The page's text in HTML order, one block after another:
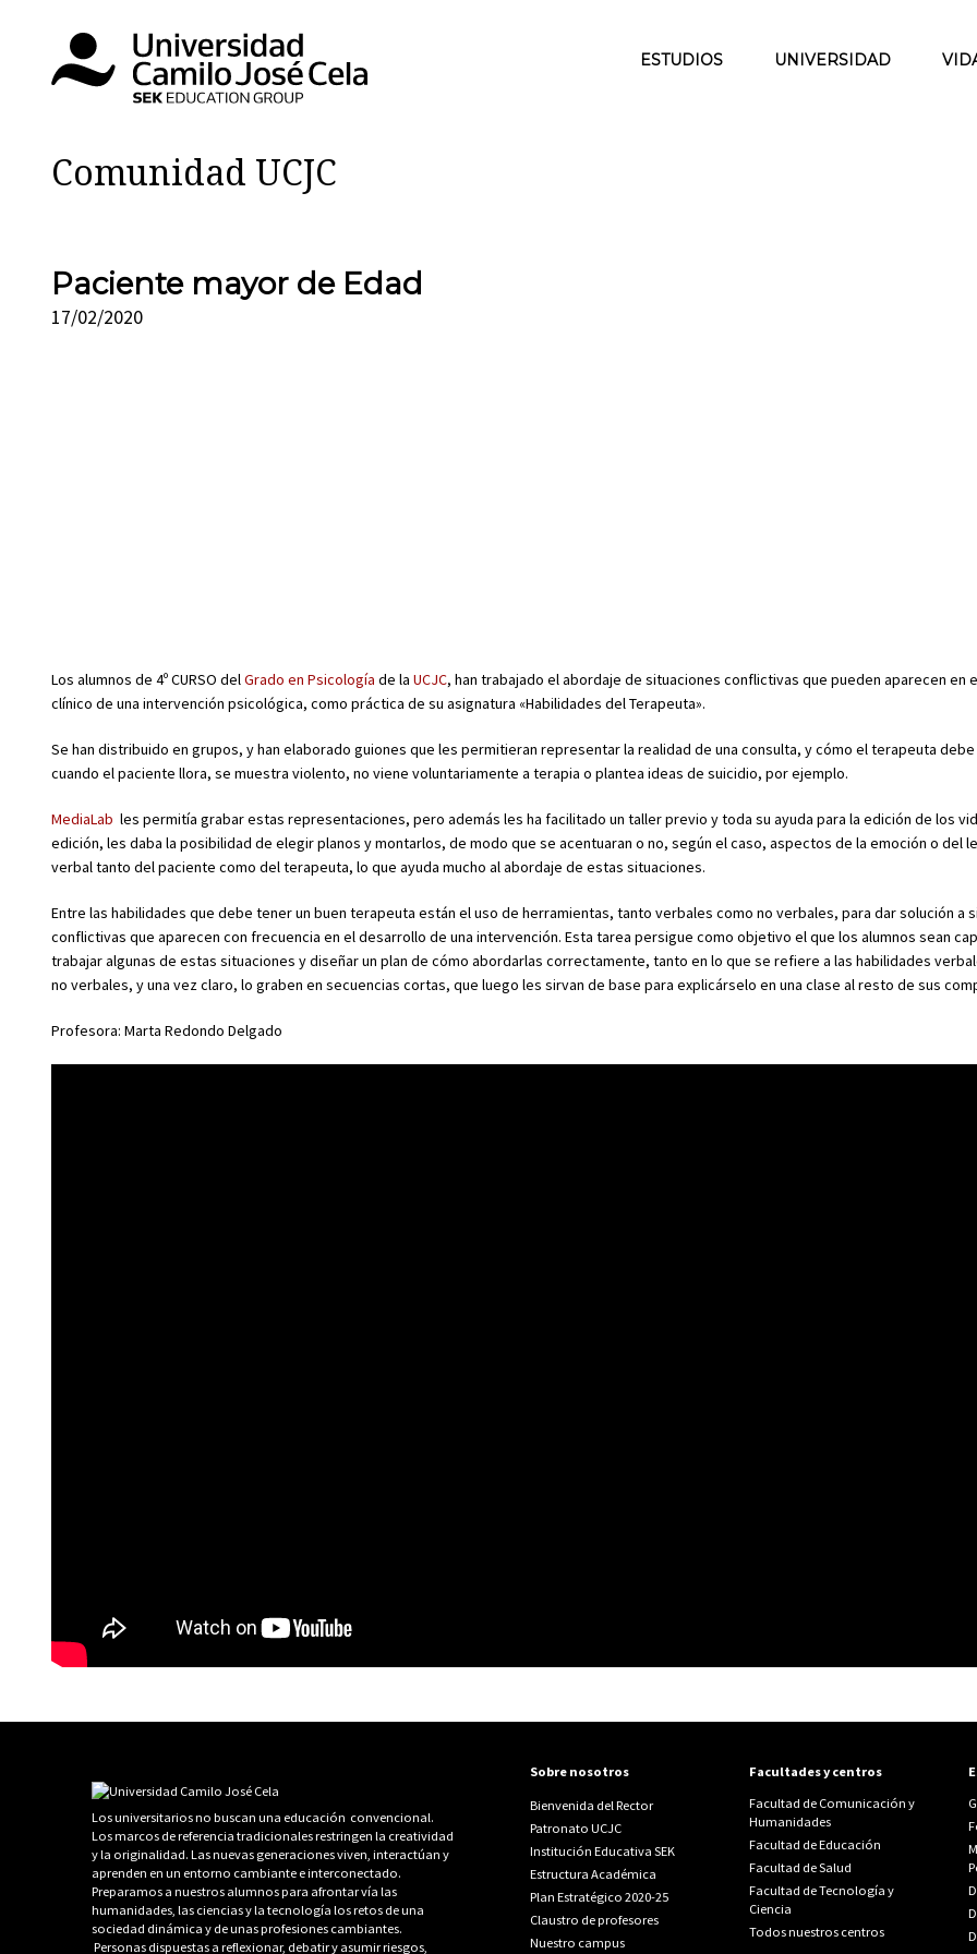
ESTUDIOS UNIVERSIDAD
Comunidad UCJC
Paciente mayor de Edad
17/02/2020
Los alumnos de 4º CURSO del Grado en Psicología de la UCJC, han trabajado el abordaje de situaciones conflictivas que pueden aparecen en
clínico de una intervención psicológica, como práctica de su asignatura «Habilidades del Terapeuta».
Se han distribuido en grupos, y han elaborado guiones que les permitieran representar la realidad de una consulta, y cómo el terapeuta
cuando el paciente llora, se muestra violento, no viene voluntariamente a terapia o plantea ideas de suicidio, por ejemplo.
MediaLab les permitía grabar estas representaciones, pero además les ha facilitado un taller previo y toda su ayuda para la edición de los
edición, les daba la posibilidad de elegir planos y montarlos, de modo que se acentuaran o no, según el caso, aspectos de la emoción o del
verbal tanto del paciente como del terapeuta, lo que ayuda mucho al abordaje de estas situaciones.
Entre las habilidades que debe tener un buen terapeuta están el uso de herramientas, tanto verbales como no verbales, para dar solución a
conflictivas que aparecen con frecuencia en el desarrollo de una intervención. Esta tarea persigue como objetivo el que los alumnos sean
trabajar algunas de estas situaciones y diseñar un plan de cómo abordarlas correctamente, tanto en lo que se refiere a las habilidades
no verbales, y una vez claro, lo graben en secuencias cortas, que luego les sirvan de base para explicárselo en una clase al resto de sus
Profesora: Marta Redondo Delgado
Los universitarios no buscan una educación convencional.
Los marcos de referencia tradicionales restringen la creatividad
y la originalidad. Las nuevas generaciones viven, interactúan y
aprenden en un entorno cambiante e interconectado.
Preparamos a nuestros alumnos para afrontar vía las
humanidades, las ciencias y la tecnología los retos de una
sociedad dinámica y de unas profesiones cambiantes.
Personas dispuestas a reflexionar, debatir y asumir riesgos,
Sobre nosotros
Bienvenida del Rector
Patronato UCJC
Institución Educativa SEK
Estructura Académica
Plan Estratégico 2020-25
Claustro de profesores
Nuestro campus
Facultades y centros
Facultad de Comunicación y
Humanidades
Facultad de Educación
Facultad de Salud
Facultad de Tecnología y
Ciencia
Todos nuestros centros